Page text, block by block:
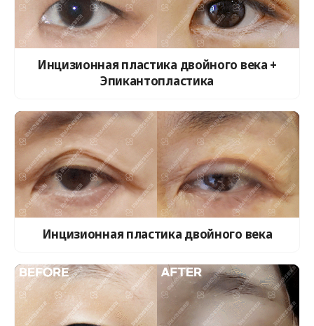
Инцизионная пластика двойного века +
Эпикантопластика
Инцизионная пластика двойного века